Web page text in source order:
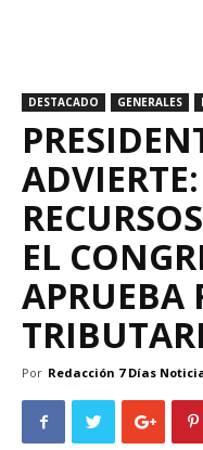
DESTACADO GENERALES
EL
APRUEBA
Por Redacción 7 Días